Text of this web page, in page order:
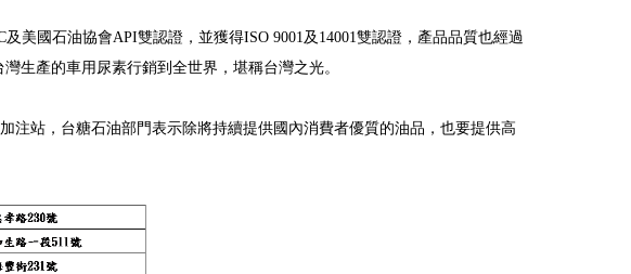
及美國石油協會API雙認證，並獲得ISO 9001及 14001雙認證，產品品質也經過
生產的車用尿素行銷到全世界，堪稱台灣之光。
注站，台糖石油部門表示除將持續提供國內消費者優質的油品，也要提供高